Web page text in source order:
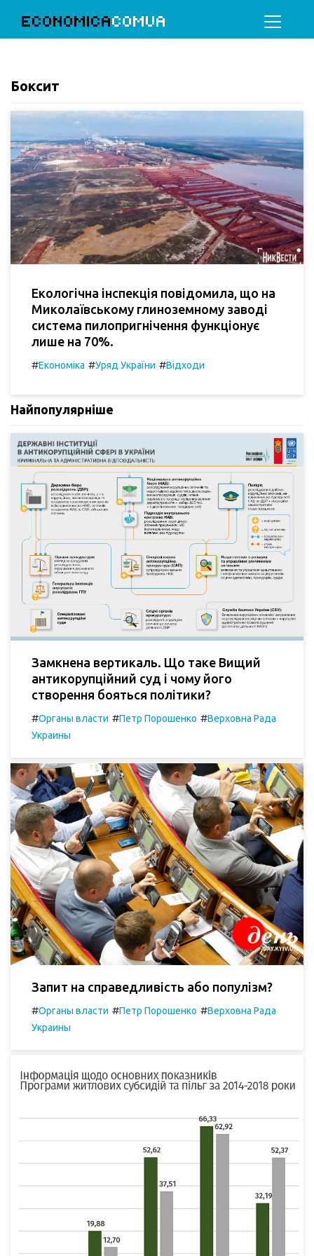
ECONOMICACOMUA
Боксит
Екологічна інспекція повідомила, що на
Миколаївському глиноземному заводі
система пилопригнічення функціонує
лише на 70%.
#Економіка #Уряд України #Відходи
Найпопулярніше
Замкнена вертикаль. Що таке Вищий
антикорупційний суд і чому його
створення бояться політики?
#Органы власти #Петр Порошенко #Верховна Рада
Украины
Запит на справедливість або популізм?
#Органы власти #Петр Порошенко #Верховна Рада
Украины